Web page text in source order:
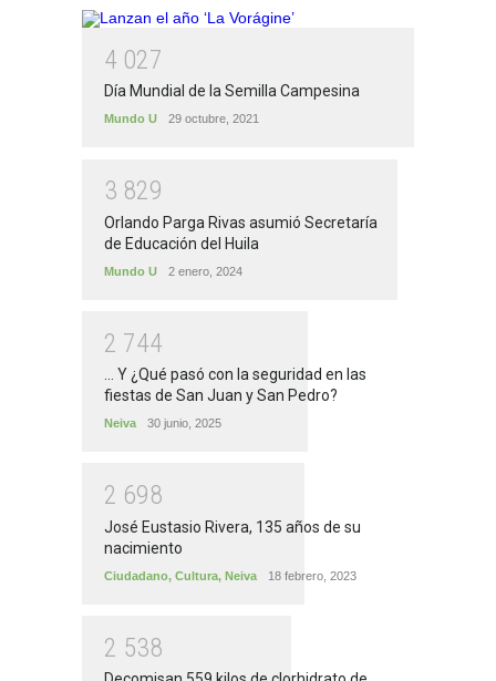
4 027
Día Mundial de la Semilla Campesina
Mundo U 29 octubre, 2021
3 829
Orlando Parga Rivas asumió Secretaría
de Educación del Huila
Mundo U 2 enero, 2024
2 744
... Y ¿Qué pasó con la seguridad en las
fiestas de San Juan y San Pedro?
Neiva 30 junio, 2025
2 698
José Eustasio Rivera, 135 años de su
nacimiento
Ciudadano, Cultura, Neiva 18 febrero, 2023
2 538